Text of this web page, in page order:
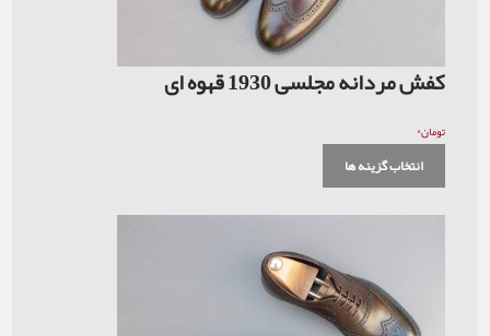
کفش مردانه مجلسی 1930 قهوه ای
تومان۰
انتخاب گزینه ها